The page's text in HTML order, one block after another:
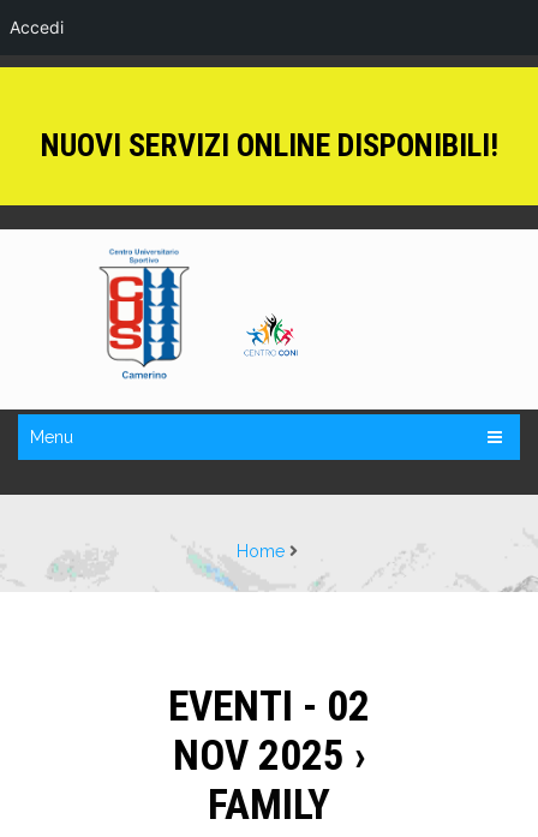
Accedi
NUOVI SERVIZI ONLINE DISPONIBILI!
Menu
Home
EVENTI - 02
NOV 2025 ›
FAMILY